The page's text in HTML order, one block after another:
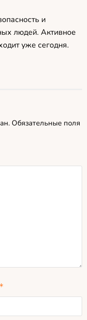
и
людей. Активное
уже сегодня.
Обязательные поля
*